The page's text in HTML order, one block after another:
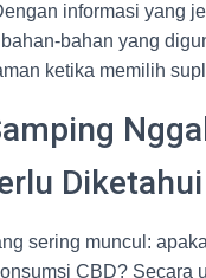
informasi yang
bahan yang
ketika memilih
Diketahui
sering muncul:
CBD? Secara